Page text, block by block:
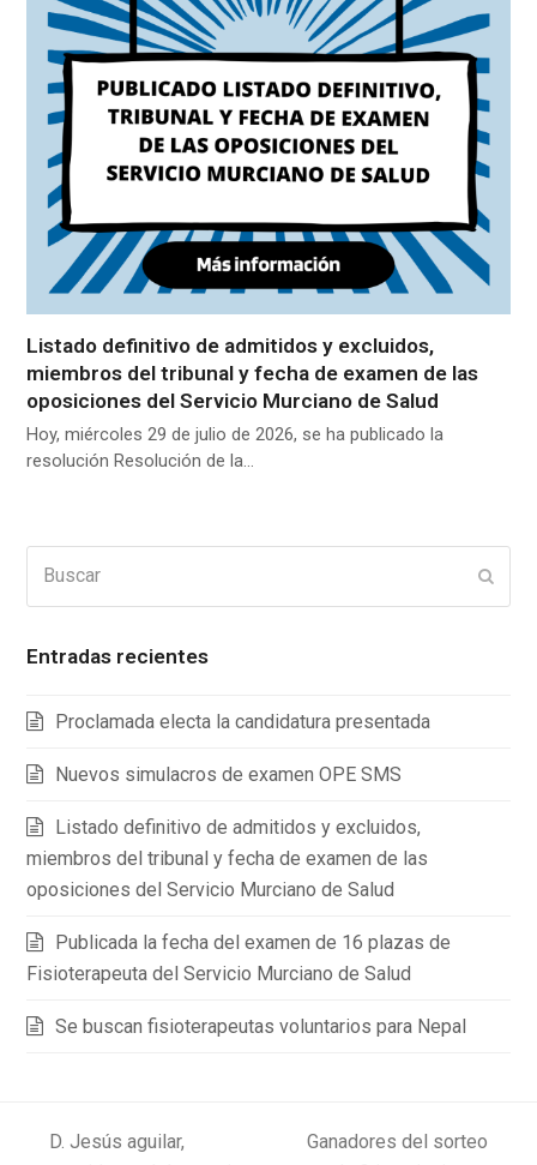
Listado definitivo de admitidos y excluidos,
miembros del tribunal y fecha de examen de las
oposiciones del Servicio Murciano de Salud
Hoy, miércoles 29 de julio de 2026, se ha publicado la
resolución Resolución de la…
Entradas recientes
Proclamada electa la candidatura presentada
Nuevos simulacros de examen OPE SMS
Listado definitivo de admitidos y excluidos,
miembros del tribunal y fecha de examen de las
oposiciones del Servicio Murciano de Salud
Publicada la fecha del examen de 16 plazas de
Fisioterapeuta del Servicio Murciano de Salud
Se buscan fisioterapeutas voluntarios para Nepal
D. Jesús aguilar,
Ganadores del sorteo